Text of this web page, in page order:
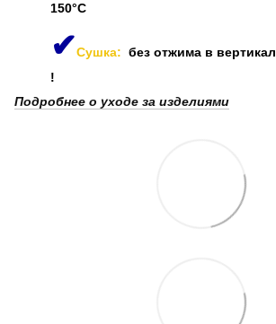
150°C
✔Сушка: без отжима в
!
Подробнее о уходе за изделиями